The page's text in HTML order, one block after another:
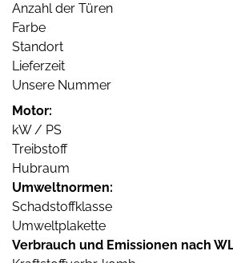
Anzahl der Türen
Farbe
Standort
Lieferzeit
Unsere Nummer
Motor:
kW / PS
Treibstoff
Hubraum
Umweltnormen:
Schadstoffklasse
Umweltplakette
Verbrauch und Emissionen nach